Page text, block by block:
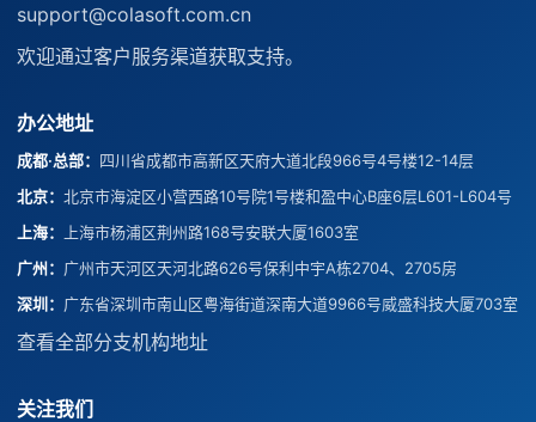
support@colasoft.com.cn
欢迎通过客户服务渠道获取支持。
办公地址
成都·总部： 四川省成都市高新区天府大道北段966号4号楼12-14层
北京： 北京市海淀区小营西路10号院1号楼和盈中心B座6层L601-L604号
上海：
上海市杨浦区荆州路168号安联大厦1603室
广州： 广州市天河区天河北路626号保利中宇A栋2704、2705房
深圳 ： 广东省深圳市南山区粤海街道深南大道9966号威盛科技大厦703室
查看全部分支机构地址
关注我们